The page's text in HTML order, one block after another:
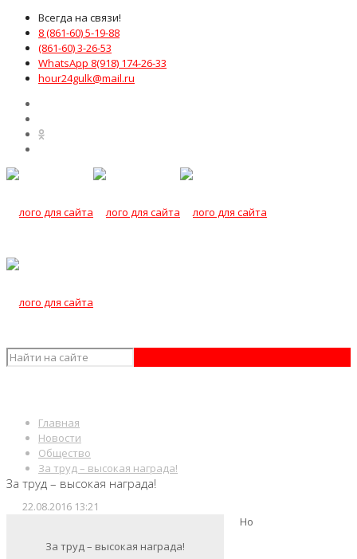
Всегда на связи!
8 (861-60) 5-19-88
(861-60) 3-26-53
WhatsApp 8(918) 174-26-33
hour24gulk@mail.ru
Главная
Новости
Общество
За труд – высокая награда!
За труд – высокая награда!
22.08.2016 13:21
За труд – высокая награда!
Но